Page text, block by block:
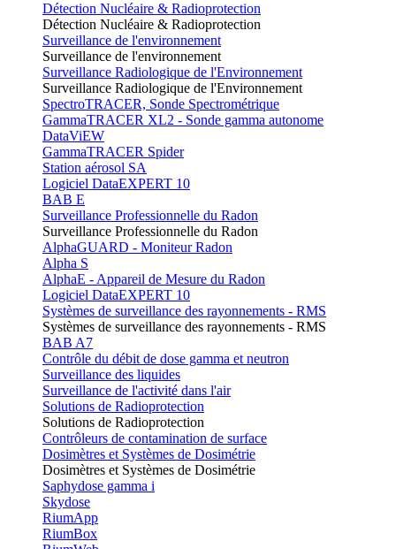
Détection Nucléaire & Radioprotection
Détection Nucléaire & Radioprotection
Surveillance de l'environnement
Surveillance de l'environnement
Surveillance Radiologique de l'Environnement
Surveillance Radiologique de l'Environnement
SpectroTRACER, Sonde Spectrométrique
GammaTRACER XL2 - Sonde gamma autonome
DataViEW
GammaTRACER Spider
Station aérosol SA
Logiciel DataEXPERT 10
BAB E
Surveillance Professionnelle du Radon
Surveillance Professionnelle du Radon
AlphaGUARD - Moniteur Radon
Alpha S
AlphaE - Appareil de Mesure du Radon
Logiciel DataEXPERT 10
Systèmes de surveillance des rayonnements - RMS
Systèmes de surveillance des rayonnements - RMS
BAB A7
Contrôle du débit de dose gamma et neutron
Surveillance des liquides
Surveillance de l'activité dans l'air
Solutions de Radioprotection
Solutions de Radioprotection
Contrôleurs de contamination de surface
Dosimètres et Systèmes de Dosimétrie
Dosimètres et Systèmes de Dosimétrie
Saphydose gamma i
Skydose
RiumApp
RiumBox